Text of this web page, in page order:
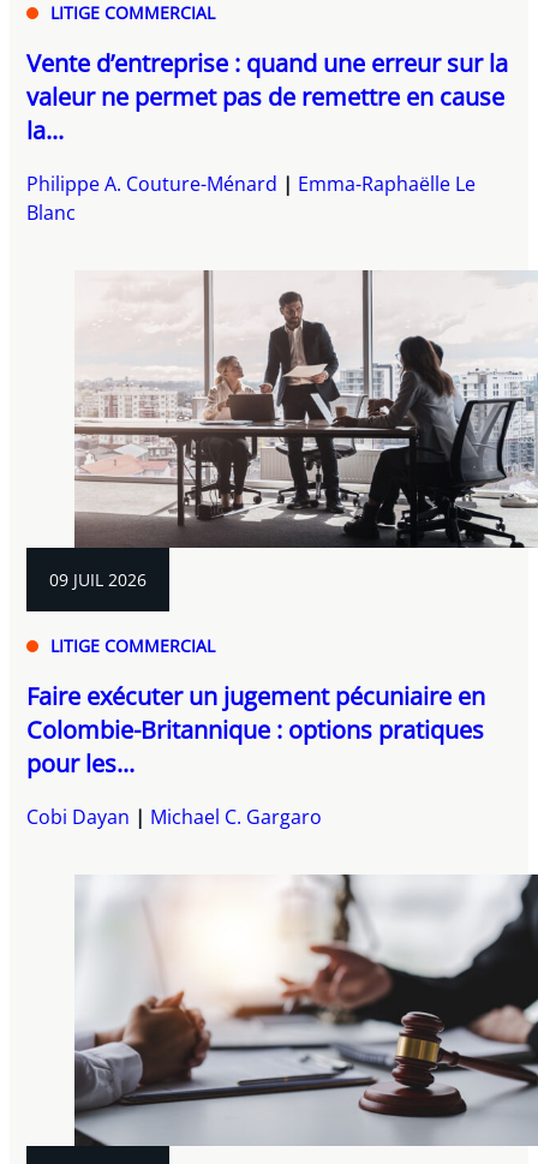
LITIGE COMMERCIAL
Vente d’entreprise : quand une erreur sur la
valeur ne permet pas de remettre en cause
la...
Philippe A. Couture-Ménard
Emma-Raphaëlle Le
Blanc
09 JUIL 2026
LITIGE COMMERCIAL
Faire exécuter un jugement pécuniaire en
Colombie-Britannique : options pratiques
pour les...
Cobi Dayan Michael C. Gargaro